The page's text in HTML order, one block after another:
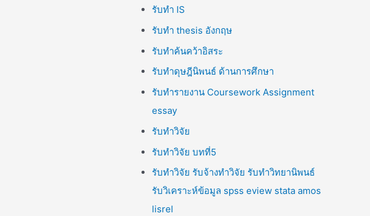
รับทำ IS
รับทำ thesis อังกฤษ
รับทำค้นคว้าอิสระ
รับทำดุษฎีนิพนธ์ ด้านการศึกษา
รับทำรายงาน Coursework Assignment
essay
รับทำวิจัย
รับทำวิจัย บทที่5
รับทำวิจัย รับจ้างทำวิจัย รับทำวิทยานิพนธ์
รับวิเคราะห์ข้อมูล spss eview stata amos
lisrel